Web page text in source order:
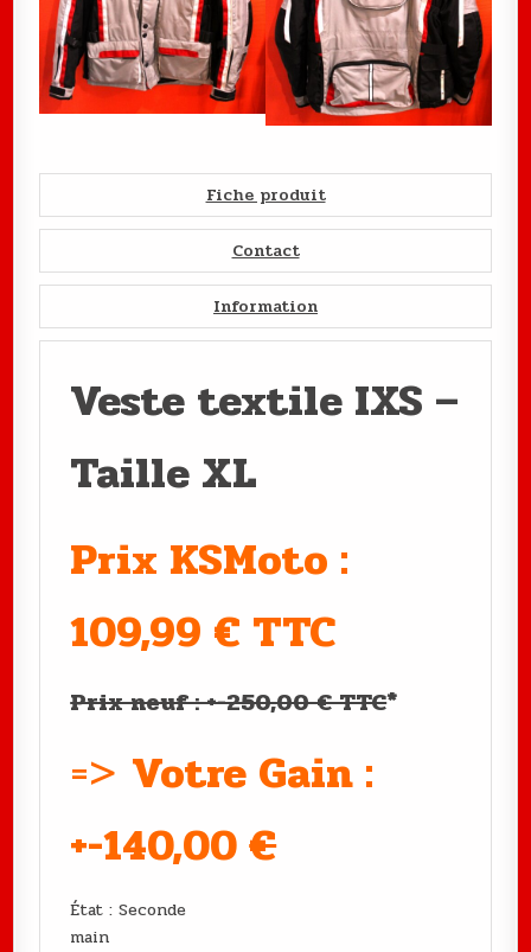
Fiche produit
Contact
Information
Veste textile IXS –
Taille XL
Prix KSMoto :
109,99 € TTC
Prix neuf : +-250,00 € TTC*
=> Votre Gain :
+-140,00€
État : Seconde
main